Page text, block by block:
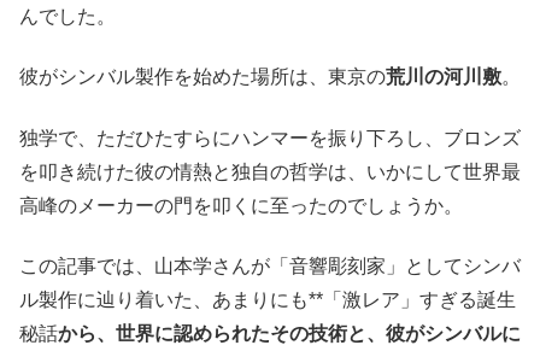
んでした。
彼がシンバル製作を始めた場所は、東京の荒川の河川敷。
独学で、ただひたすらにハンマーを振り下ろし、ブロンズ
を叩き続けた彼の情熱と独自の哲学は、いかにして世界最
高峰のメーカーの門を叩くに至ったのでしょうか。
この記事では、山本学さんが「音響彫刻家」としてシンバ
ル製作に辿り着いた、あまりにも**「激レア」すぎる誕生
秘話から、世界に認められたその技術と、彼がシンバルに